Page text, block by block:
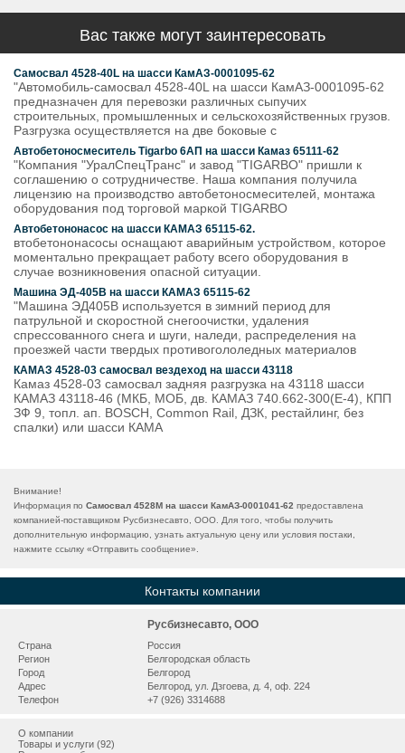
Вас также могут заинтересовать
Самосвал 4528-40L на шасси КамАЗ-0001095-62
"Автомобиль-самосвал 4528-40L на шасси КамАЗ-0001095-62
предназначен для перевозки различных сыпучих
строительных, промышленных и сельскохозяйственных грузов.
Разгрузка осуществляется на две боковые с
Автобетоносмеситель Tigarbo 6АП на шасси Камаз 65111-62
"Компания "УралСпецТранс" и завод "TIGARBO" пришли к
соглашению о сотрудничестве. Наша компания получила
лицензию на производство автобетоносмесителей, монтажа
оборудования под торговой маркой TIGARBO
Автобетононасос на шасси КАМАЗ 65115-62.
втобетононасосы оснащают аварийным устройством, которое
моментально прекращает работу всего оборудования в
случае возникновения опасной ситуации.
Машина ЭД-405В на шасси КАМАЗ 65115-62
"Машина ЭД405В используется в зимний период для
патрульной и скоростной снегоочистки, удаления
спрессованного снега и шуги, наледи, распределения на
проезжей части твердых противогололедных материалов
КАМАЗ 4528-03 самосвал вездеход на шасси 43118
Камаз 4528-03 самосвал задняя разгрузка на 43118 шасси
КАМАЗ 43118-46 (МКБ, МОБ, дв. КАМАЗ 740.662-300(Е-4), КПП
ЗФ 9, топл. ап. BOSCH, Common Rail, ДЗК, рестайлинг, без
спалки) или шасси КАМА
Внимание!
Информация по Самосвал 4528М на шасси КамАЗ-0001041-62 предоставлена
компанией-поставщиком Русбизнесавто, ООО. Для того, чтобы получить
дополнительную информацию, узнать актуальную цену или условия постаки,
нажмите ссылку «Отправить сообщение».
Контакты компании
Русбизнесавто, ООО
Страна
Россия
Регион
Белгородская область
Город
Белгород
Адрес
Белгород, ул. Дзгоева, д. 4, оф. 224
Телефон
+7 (926) 3314688
О компании
Товары и услуги (92)